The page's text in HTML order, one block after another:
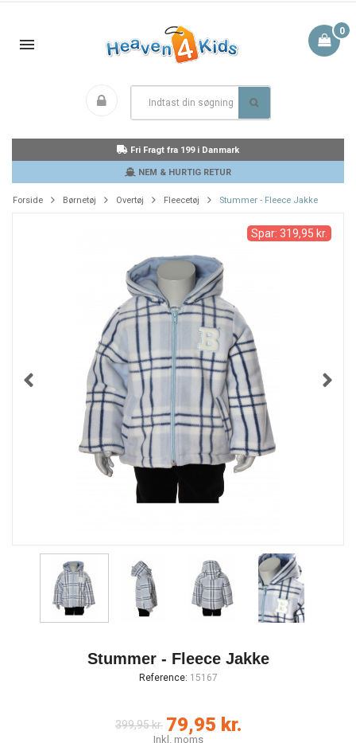
0
Fri Fragt fra 199 i Danmark
NEM & HURTIG RETUR
Forside Børnetøj Overtøj Fleecetøj Stummer - Fleece Jakke
Spar: 319,95 kr.
Stummer - Fleece Jakke
Reference: 15167
399,95 kr. 79,95 kr.
Inkl. moms